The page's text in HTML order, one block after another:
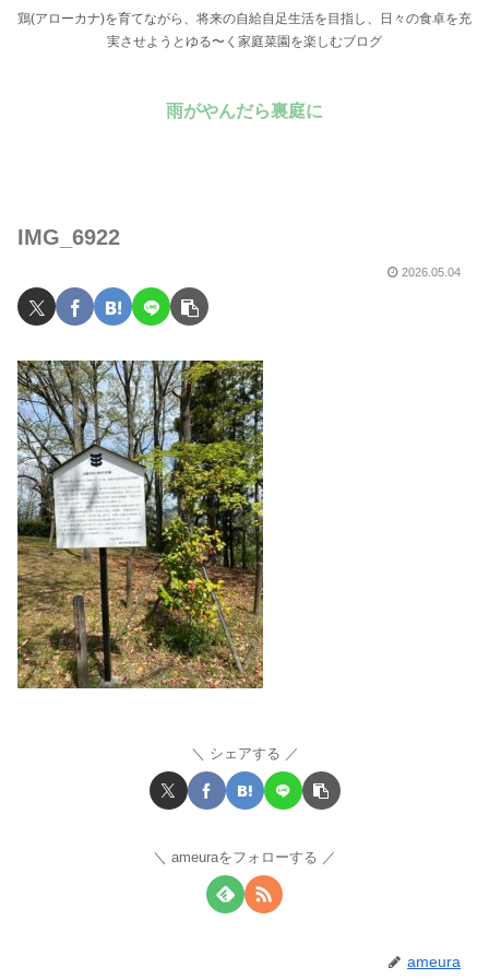
鶏(アローカナ)を育てながら、将来の自給自足生活を目指し、日々の食卓を充
実させようとゆる〜く家庭菜園を楽しむブログ
雨がやんだら裏庭に
IMG_6922
2026.05.04
シェアする
ameuraをフォローする
ameura